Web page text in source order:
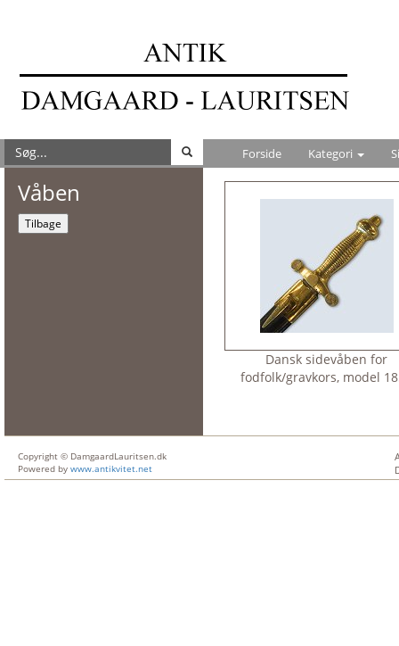
Forside Kategori
Våben
Tilbage
Dansk sidevåben for
fodfolk/gravkors, model
Copyright © DamgaardLauritsen.dk
Powered by www.antikvitet.net